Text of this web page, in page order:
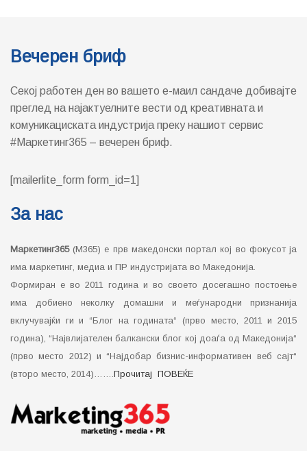
Вечерен бриф
Секој работен ден во вашето е-маил сандаче добивајте
преглед на најактуелните вести од креативната и
комуникациската индустрија преку нашиот сервис
#Маркетинг365 – вечерен бриф.
[mailerlite_form form_id=1]
За нас
Маркетинг365(М365) е прв македонски портал кој во фокусот ја
има маркетинг, медиа и ПР индустријата во Македонија.
Формиран е во 2011 година и во своето досегашно постоење
има добиено неколку домашни и меѓународни признанија
вклучувајќи ги и “Блог на годината“ (прво место, 2011 и 2015
година), “Највлијателен балкански блог кој доаѓа од Македонија“
(прво место 2012) и “Најдобар бизнис-информативен веб сајт“
(второ место, 2014)……. Прочитај ПОВЕЌЕ